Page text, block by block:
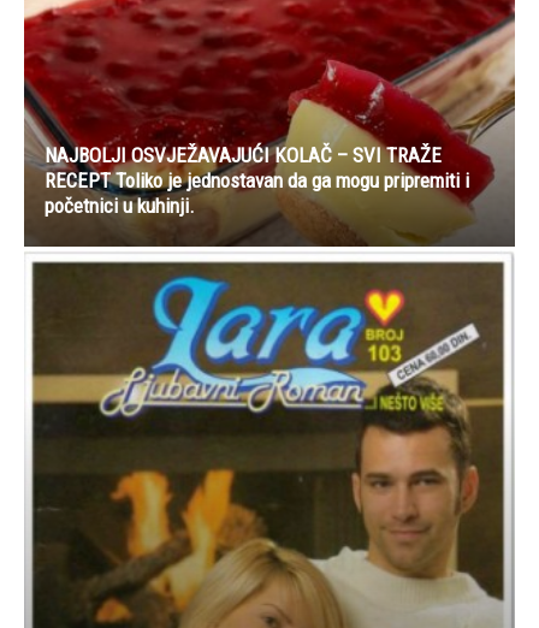
NAJBOLJI OSVJEŽAVAJUĆI KOLAČ – SVI TRAŽE
RECEPT Toliko je jednostavan da ga mogu pripremiti i
početnici u kuhinji.